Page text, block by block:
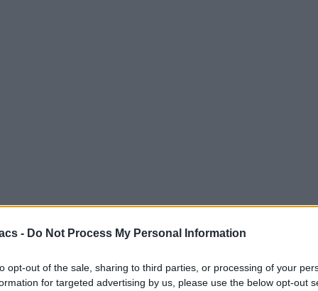
- Do Not Process My Personal Information
opt-out of the sale, sharing to third parties, or processing of your
for targeted advertising by us, please use the below opt-out